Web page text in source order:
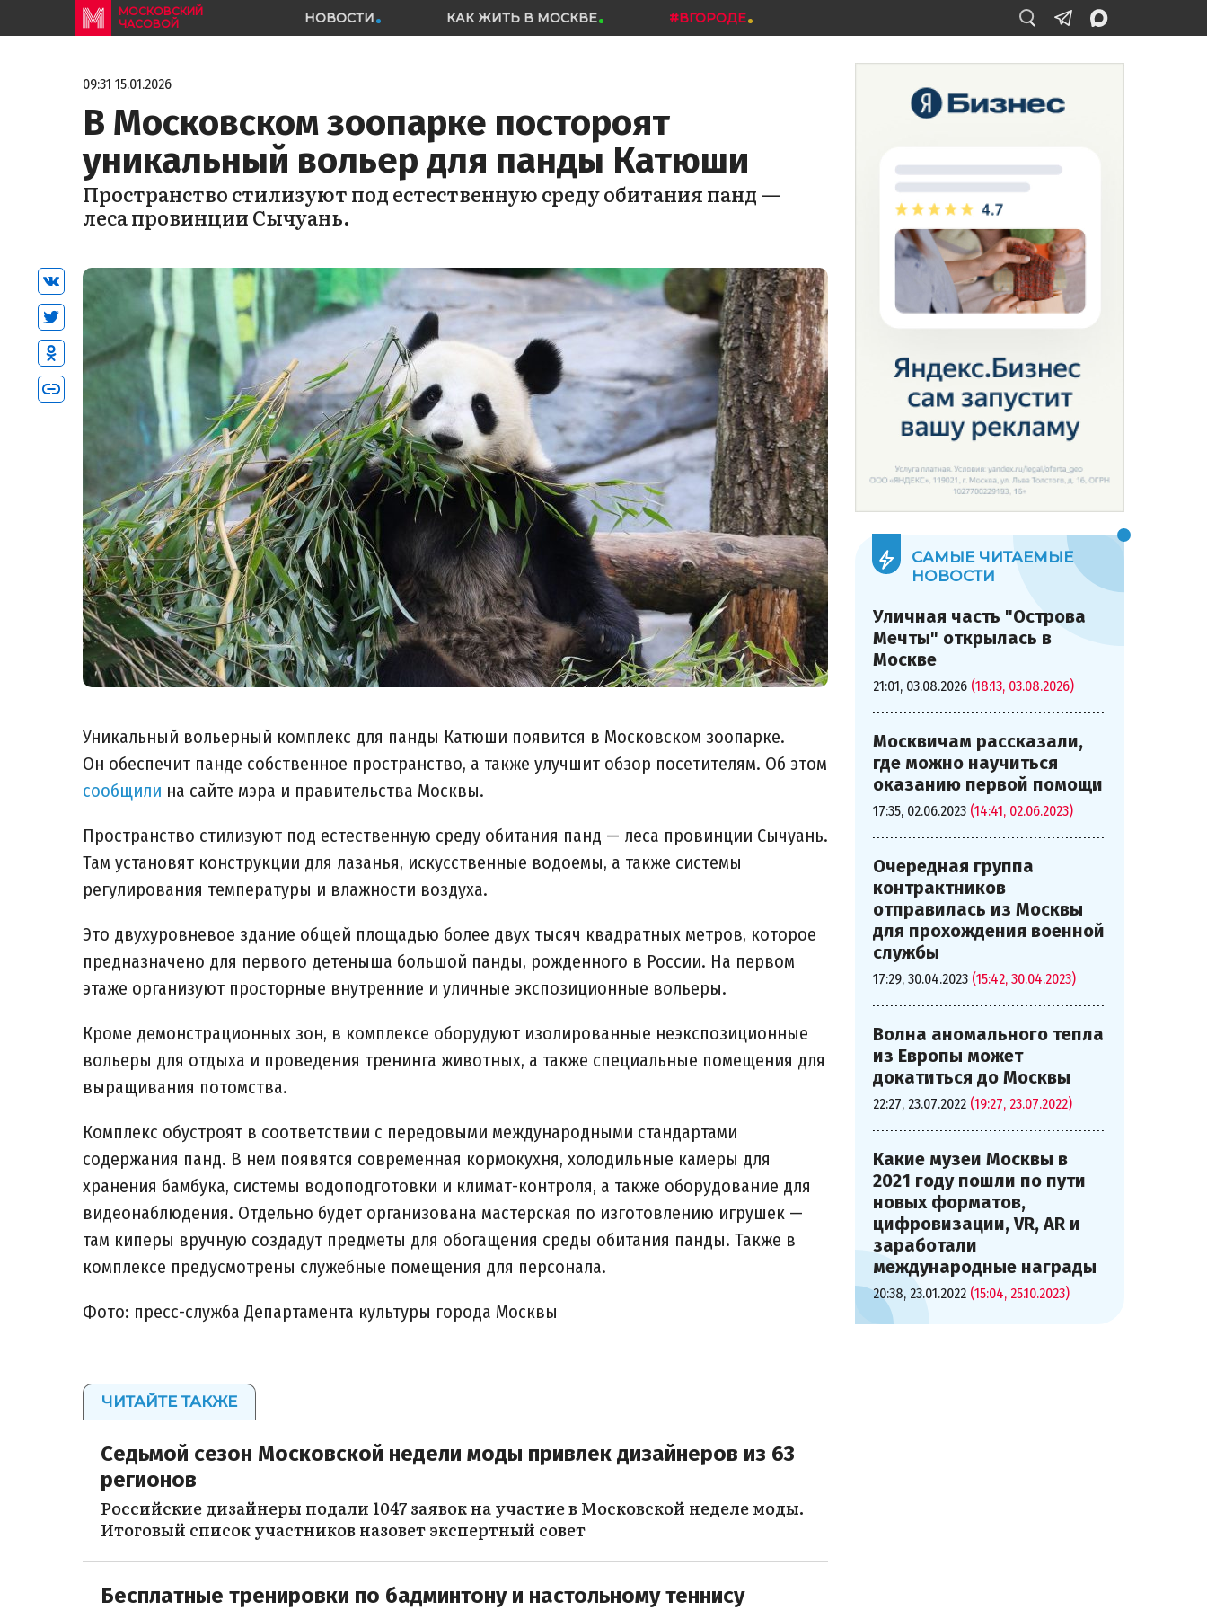
МОСКОВСКИЙ
ЧАСОВОЙ
НОВОСТИ КАК ЖИТЬ В МОСКВЕ #ВГОРОДЕ
09:31 15.01.2026
В Московском зоопарке постороят
уникальный вольер для панды Катюши
Пространство стилизуют под естественную среду обитания панд —
леса провинции Сычуань.
Уникальный вольерный комплекс для панды Катюши появится в Московском зоопарке.
Он обеспечит панде собственное пространство, а также улучшит обзор посетителям. Об этом
сообщили на сайте мэра и правительства Москвы.
Пространство стилизуют под естественную среду обитания панд — леса провинции Сычуань.
Там установят конструкции для лазанья, искусственные водоемы, а также системы
регулирования температуры и влажности воздуха.
Это двухуровневое здание общей площадью более двух тысяч квадратных метров, которое
предназначено для первого детеныша большой панды, рожденного в России. На первом
этаже организуют просторные внутренние и уличные экспозиционные вольеры.
Кроме демонстрационных зон, в комплексе оборудуют изолированные неэкспозиционные
вольеры для отдыха и проведения тренинга животных, а также специальные помещения для
выращивания потомства.
Комплекс обустроят в соответствии с передовыми международными стандартами
содержания панд. В нем появятся современная кормокухня, холодильные камеры для
хранения бамбука, системы водоподготовки и климат-контроля, а также оборудование для
видеонаблюдения. Отдельно будет организована мастерская по изготовлению игрушек —
там киперы вручную создадут предметы для обогащения среды обитания панды. Также в
комплексе предусмотрены служебные помещения для персонала.
Фото: пресс-служба Департамента культуры города Москвы
ЧИТАЙТЕ ТАКЖЕ
Седьмой сезон Московской недели моды привлек дизайнеров из 63
регионов
Российские дизайнеры подали 1047 заявок на участие в Московской неделе моды.
Итоговый список участников назовет экспертный совет
Бесплатные тренировки по бадминтону и настольному теннису
САМЫЕ ЧИТАЕМЫЕ
НОВОСТИ
Уличная часть "Острова
Мечты" открылась в
Москве
21:01, 03.08.2026 (18:13, 03.08.2026)
Москвичам рассказали,
где можно научиться
оказанию первой помощи
17:35, 02.06.2023 (14:41, 02.06.2023)
Очередная группа
контрактников
отправилась из Москвы
для прохождения военной
службы
17:29, 30.04.2023 (15:42, 30.04.2023)
Волна аномального тепла
из Европы может
докатиться до Москвы
22:27, 23.07.2022 (19:27, 23.07.2022)
Какие музеи Москвы в
2021 году пошли по пути
новых форматов,
цифровизации, VR, AR и
заработали
международные награды
20:38, 23.01.2022 (15:04, 25.10.2023)